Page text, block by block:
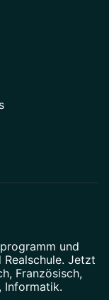
und
Jetzt
, Französisch,
, Informatik.